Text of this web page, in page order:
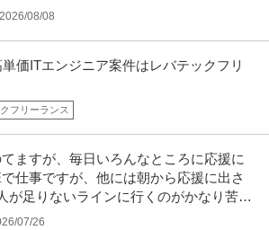
2026/08/08
価ITエンジニア案件はレバテックフリ
フリーランス
ますが、毎日いろんなところに応援に
仕事ですが、他には朝から応援に出さ
が足りないラインに行くのがかなり苦痛
07/26